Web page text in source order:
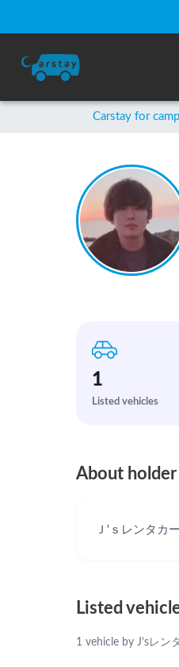
Carstay for
1
Listed vehicles
About holder
Ｊ'ｓレンタカー
Listed
1 vehicle by J’sレン